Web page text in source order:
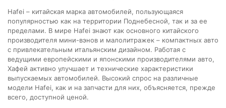
Hafei – китайская марка автомобилей, пользующаяся
популярностью как на территории Поднебесной, так и за ее
пределами. В мире Hafei знают как основного китайского
производителя мини-вэнов и малолитражек – компактных авто
с привлекательным итальянским дизайном. Работая с
ведущими европейскими и японскими производителями авто,
Хафей активно улучшает и технические характеристики
выпускаемых автомобилей. Высокий спрос на различные
модели Hafei, как и на запчасти для них, объясняется, прежде
всего, доступной ценой.